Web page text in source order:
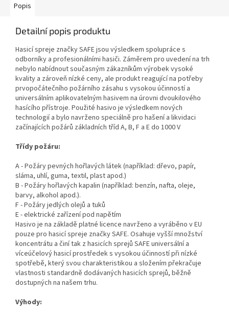
Popis
Detailní popis produktu
Hasicí spreje značky SAFE jsou výsledkem spolupráce s
odborníky a profesionálními hasiči. Záměrem pro uvedení na trh
nebylo nabídnout současným zákazníkům výrobek vysoké
kvality a zároveň nízké ceny, ale produkt reagující na potřeby
prvopočátečního požárního zásahu s vysokou účinností a
universálním aplikovatelným hasivem na úrovni dvoukilového
hasícího přístroje. Použité hasivo je výsledkem nových
technologií a bylo navrženo speciálně pro hašení a likvidaci
začínajících požárů základních tříd A, B, F a E do 1000 V
Třídy požáru:
A - Požáry pevných hořlavých látek (například: dřevo, papír,
sláma, uhlí, guma, textil, plast apod.)
B - Požáry hořlavých kapalin (například: benzín, nafta, oleje,
barvy, alkohol apod.).
F - Požáry jedlých olejů a tuků
E - elektrické zařízení pod napětím
Hasivo je na základě platné licence navrženo a vyráběno v EU
pouze pro hasicí spreje značky SAFE. Osahuje vyšší množství
koncentrátu a činí tak z hasicích sprejů SAFE universální a
víceúčelový hasicí prostředek s vysokou účinností při nízké
spotřebě, který svou charakteristikou a složením překračuje
vlastnosti standardně dodávaných hasicích sprejů, běžně
dostupných na našem trhu.
Výhody: